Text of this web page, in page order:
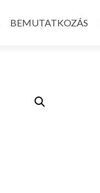
BEMUTATKOZÁS